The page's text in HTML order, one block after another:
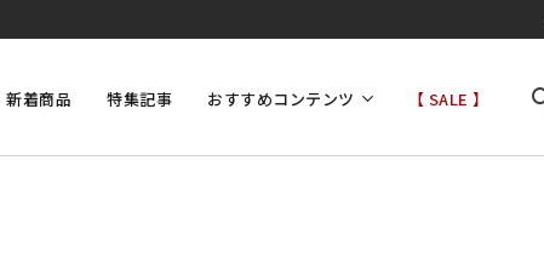
新着商品 特集記事 おすすめコンテンツ 【 SALE 】